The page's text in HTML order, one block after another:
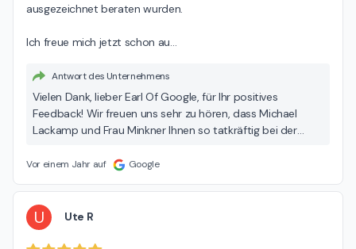
ausgezeichnet beraten wurden.
Ich freue mich jetzt schon au…
Antwort des Unternehmens
Vielen Dank, lieber Earl Of Google, für Ihr positives
Feedback! Wir freuen uns sehr zu hören, dass Michael
Lackamp und Frau Minkner Ihnen so tatkräftig bei der
großes Anliegen, unseren Kunden die bestmögliche
unserer Beratung zufrieden waren. Wir sind gespannt auf
die Montage Ihrer neuen Möbel und wünschen Ihnen bis
dahin alles Gute! Zögern Sie nicht, sich jederzeit bei Fragen
Vor einem Jahr auf Google
U Ute R